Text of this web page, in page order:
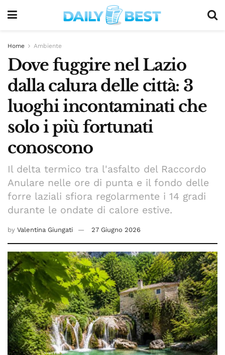
Home Ambiente
Dove fuggire nel Lazio
dalla calura delle città: 3
luoghi incontaminati che
solo i più fortunati
conoscono
Il delta termico tra l'asfalto del Raccordo
Anulare nelle ore di punta e il fondo delle
forre laziali sfiora regolarmente i 14 gradi
durante le ondate di calore estive.
by Valentina Giungati 27 Giugno 2026